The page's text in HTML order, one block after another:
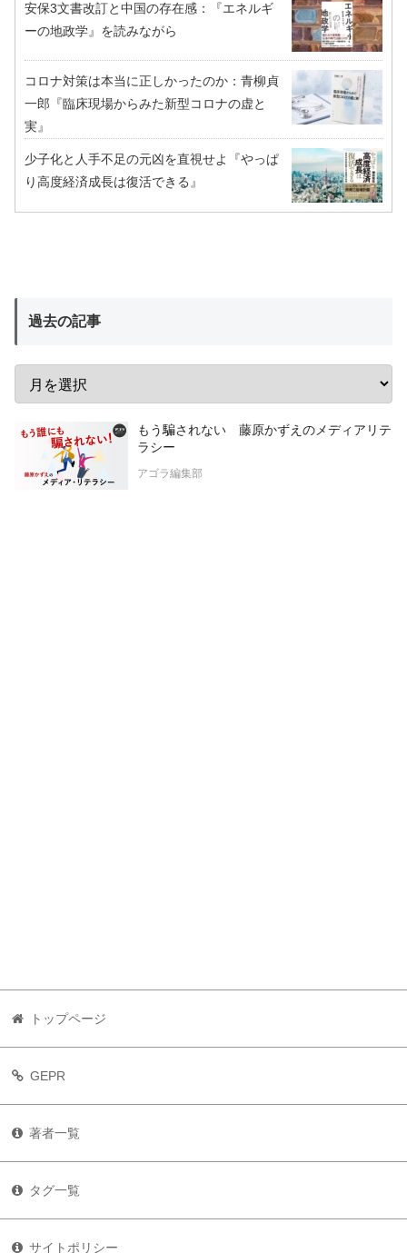
安保3文書改訂と中国の存在感：『エネルギ
ーの地政学』を読みながら
コロナ対策は本当に正しかったのか：青柳貞
一郎『臨床現場からみた新型コロナの虚と
実』
少子化と人手不足の元凶を直視せよ『やっぱ
り高度経済成長は復活できる』
過去の記事
もう騙されない 藤原かずえのメディアリテ
ラシー
アゴラ編集部
トップページ
GEPR
著者一覧
タグ一覧
サイトポリシー